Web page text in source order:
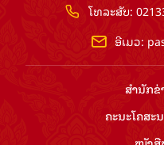
ໂທລະສັບ:
ອີເມວ:
ສຳ​ນັກ​
ຄະນະໂຄສ